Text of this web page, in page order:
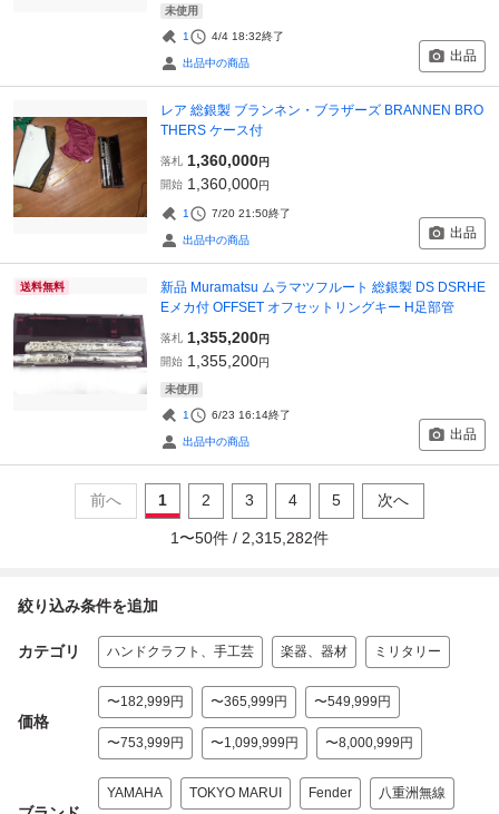
未使用
1 4/4 18:32終了
出品中の商品 出品
レア 総銀製 ブランネン・ブラザーズ BRANNEN BRO
THERS ケース付
落札 1,360,000円
開始 1,360,000円
1 7/20 21:50終了
出品中の商品 出品
送料無料
新品 Muramatsu ムラマツフルート 総銀製 DS DSRHE
Eメカ付 OFFSET オフセットリングキー H足部管
落札 1,355,200円
開始 1,355,200円
未使用
1 6/23 16:14終了
出品中の商品 出品
前へ 1 2 3 4 5 次へ
1 〜50件 / 2,315,282件
絞り込み条件を追加
カテゴリ ハンドクラフト、手工芸 楽器、器材 ミリタリー
価格
〜182,999円 〜365,999円 〜549,999円
〜753,999円 〜1,099,999円 〜8,000,999円
YAMAHA TOKYO MARUI Fender 八重洲無線